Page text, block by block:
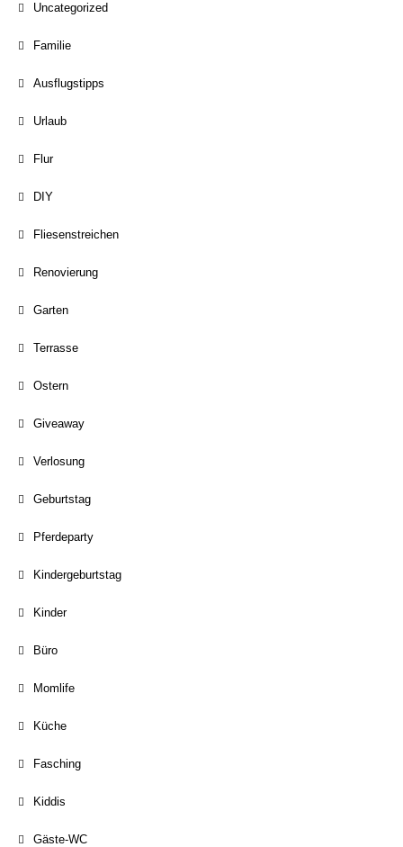
Uncategorized
Familie
Ausflugstipps
Urlaub
Flur
DIY
Fliesenstreichen
Renovierung
Garten
Terrasse
Ostern
Giveaway
Verlosung
Geburtstag
Pferdeparty
Kindergeburtstag
Kinder
Büro
Momlife
Küche
Fasching
Kiddis
Gäste-WC